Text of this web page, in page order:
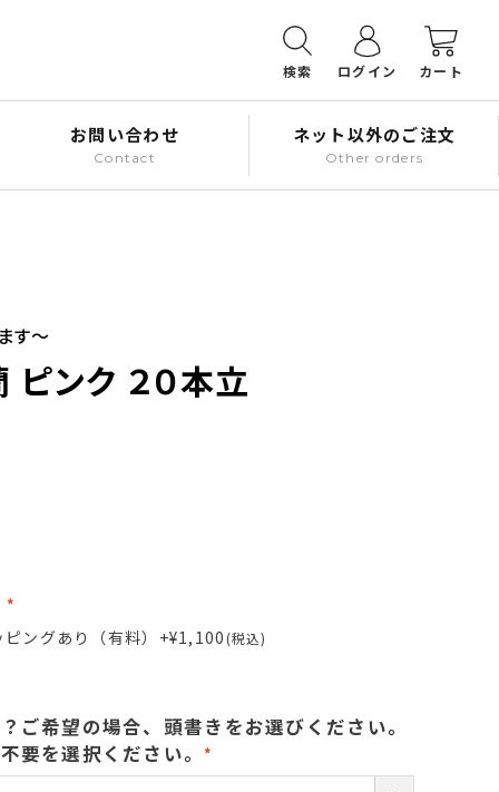
検索 ログイン カート
お問い合わせ
Contact
ネット以外のご注文
Other orders
す～
ピンク ２０本立
(
ピングあり（有料） +¥1,100 税込
ご希望の場合、頭書きをお選びください。
要を選択ください。
(